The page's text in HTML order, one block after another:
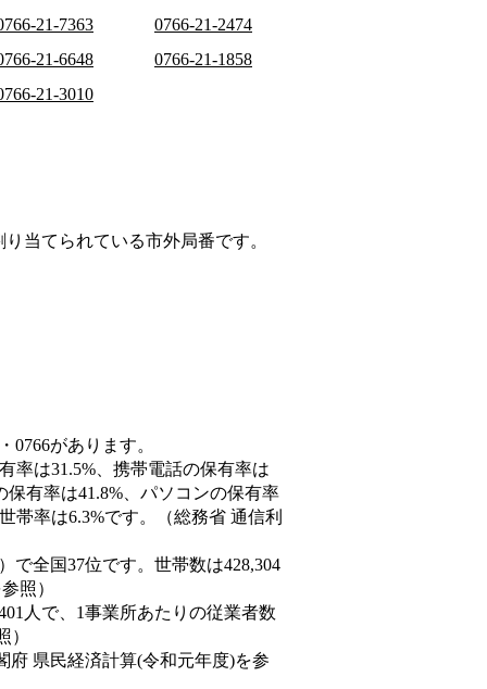
21-7363
0766-21-2474
21-6648
0766-21-1858
21-3010
り当てられている市外局番です。
0766があります。
率は31.5%、携帯電話の保有率は
有率は41.8%、パソコンの保有率
帯率は6.3%です。（総務省 通信利
で全国37位です。世帯数は428,304
照）
人で、1事業所あたりの従業者数
）
府 県民経済計算(令和元年度)を参